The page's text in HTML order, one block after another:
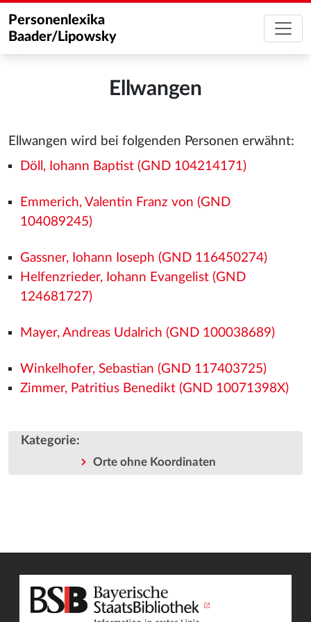
Personenlexika
Baader/Lipowsky
Ellwangen
Ellwangen wird bei folgenden Personen erwähnt:
Döll, Iohann Baptist (GND 104214171)
Emmerich, Valentin Franz von (GND
104089245)
Gassner, Iohann Ioseph (GND 116450274)
Helfenzrieder, Iohann Evangelist (GND
124681727)
Mayer, Andreas Udalrich (GND 100038689)
Winkelhofer, Sebastian (GND 117403725)
Zimmer, Patritius Benedikt (GND 10071398X)
Kategorie:
Orte ohne Koordinaten